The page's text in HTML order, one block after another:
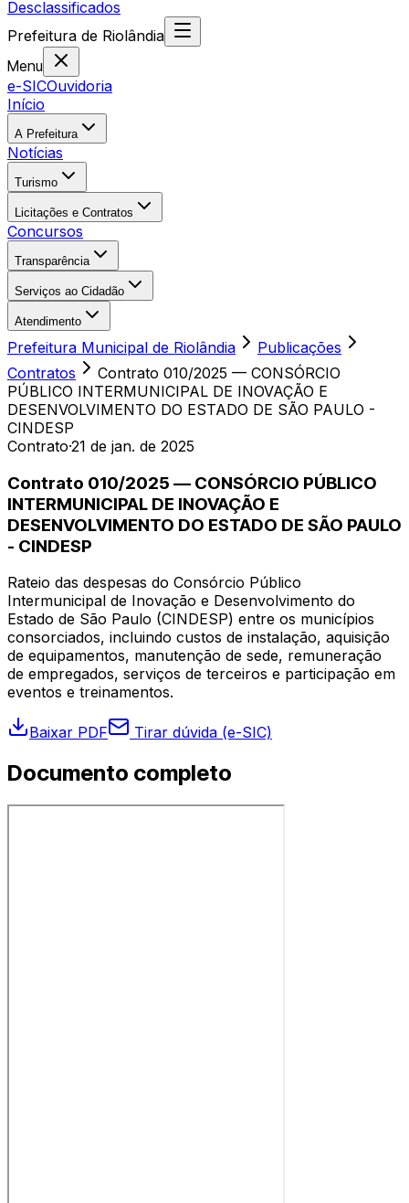
Desclassificados
Prefeitura de Riolândia
Menu
e-SICOuvidoria
Início
A Prefeitura
Notícias
Turismo
Licitações e Contratos
Concursos
Transparência
Serviços ao Cidadão
Atendimento
Prefeitura Municipal de Riolândia
Publicações
Contratos
Contrato 010/2025 — CONSÓRCIO
PÚBLICO INTERMUNICIPAL DE INOVAÇÃO E
DESENVOLVIMENTO DO ESTADO DE SÃO PAULO -
CINDESP
Contrato·21 de jan. de 2025
Contrato 010/2025 — CONSÓRCIO PÚBLICO
INTERMUNICIPAL DE INOVAÇÃO E
DESENVOLVIMENTO DO ESTADO DE SÃO PAULO
- CINDESP
Rateio das despesas do Consórcio Público
Intermunicipal de Inovação e Desenvolvimento do
Estado de São Paulo (CINDESP) entre os municípios
consorciados, incluindo custos de instalação, aquisição
de equipamentos, manutenção de sede, remuneração
de empregados, serviços de terceiros e participação em
eventos e treinamentos.
Baixar PDF Tirar dúvida (e-SIC)
Documento completo